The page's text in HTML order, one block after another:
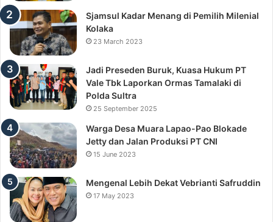
Sjamsul Kadar Menang di Pemilih Milenial
Kolaka
23 March 2023
Jadi Preseden Buruk, Kuasa Hukum PT
Vale Tbk Laporkan Ormas Tamalaki di
Polda Sultra
25 September 2025
Warga Desa Muara Lapao-Pao Blokade
Jetty dan Jalan Produksi PT CNI
15 June 2023
Mengenal Lebih Dekat Vebrianti Safruddin
17 May 2023